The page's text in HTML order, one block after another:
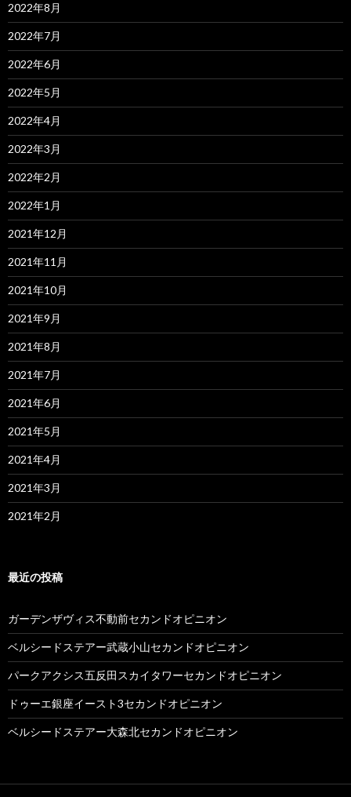
2022年8月
2022年7月
2022年6月
2022年5月
2022年4月
2022年3月
2022年2月
2022年1月
2021年12月
2021年11月
2021年10月
2021年9月
2021年8月
2021年7月
2021年6月
2021年5月
2021年4月
2021年3月
2021年2月
最近の投稿
ガーデンザヴィス不動前セカンドオピニオン
ベルシードステアー武蔵小山セカンドオピニオン
パークアクシス五反田スカイタワーセカンドオピニオン
ドゥーエ銀座イースト3セカンドオピニオン
ベルシードステアー大森北セカンドオピニオン